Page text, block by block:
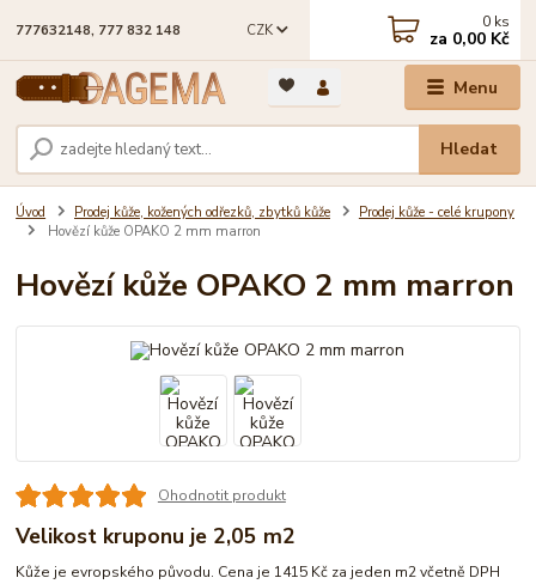
Menu
CZK
Hledat
777632148, 777 832 148 0 ks
za 0,00 Kč
Úvod Prodej kůže, kožených odřezků, zbytků kůže
Prodej kůže - celé krupony
Hovězí kůže OPAKO 2 mm marron
Hovězí kůže OPAKO 2 mm marron
Ohodnotit produkt
Velikost kruponu je 2,05 m2
Kůže je evropského původu. Cena je 1415 Kč za jeden m2 včetně DPH